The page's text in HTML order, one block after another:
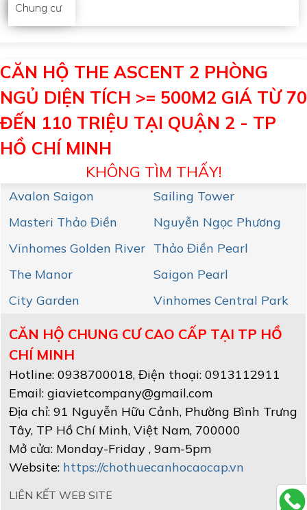
Chung cư
CĂN HỘ THE ASCENT 2 PHÒNG
NGỦ DIỆN TÍCH >= 500M2 GIÁ TỪ 70
ĐẾN 110 TRIỆU TẠI QUẬN 2 - TP
HỒ CHÍ MINH
KHÔNG TÌM THẤY!
Avalon Saigon
Sailing Tower
Masteri Thảo Điền
Nguyễn Ngọc Phương
Vinhomes Golden River Thảo Điền Pearl
The Manor
Saigon Pearl
City Garden
Vinhomes Central Park
CĂN HỘ CHUNG CƯ CAO CẤP TẠI TP HỒ
CHÍ MINH
Hotline: 0938700018, Điện thoại: 0913112911
Email: giavietcompany@gmail.com
Địa chỉ: 91 Nguyễn Hữu Cảnh, Phường Bình Trưng
Tây, TP Hồ Chí Minh, Việt Nam, 700000
Mở cửa: Monday-Friday , 9am-5pm
Website: https://chothuecanhocaocap.vn
LIÊN KẾT WEB SITE